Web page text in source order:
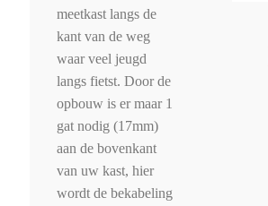
meetkast langs de
kant van de weg
waar veel jeugd
langs fietst. Door de
opbouw is er maar 1
gat nodig (17mm)
aan de bovenkant
van uw kast, hier
wordt de bekabeling